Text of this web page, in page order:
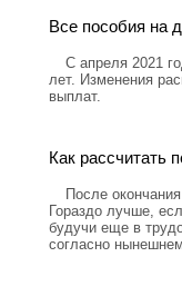
Все пособия на
С апреля 2021
лет. Изменения
выплат.
Как рассчитать
После
Гораздо лучше,
будучи еще в
согласно